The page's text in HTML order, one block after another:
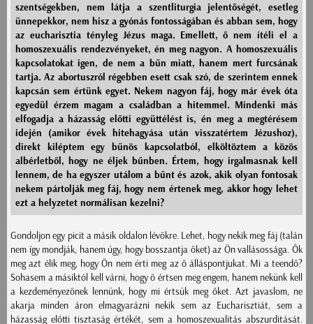
szentségekben, nem látja a szentliturgia jelentőségét, esetleg
ünnepekkor, nem hisz a gyónás fontosságában és abban sem, hogy
az eucharisztia tényleg Jézus maga. Emellett, ő nem ítéli el a
homoszexuális rendezvényeket, én meg nagyon. A homoszexuális
kapcsolatokat igen, de nem a bűn miatt, hanem mert furcsának
tartja. Az abortuszról régebben esett csak szó, de szerintem ennek
kapcsán sem értünk egyet. Nekem nagyon fáj, hogy már évek óta
egyedül érzem magam a családban a hitemmel. Mindenki más
elfogadja a házasság előtti együttélést is, én meg a megtérésem
idején (amikor évek hitehagyása után visszatértem Jézushoz),
direkt kiléptem egy bűnös kapcsolatból, elköltöztem a közös
albérletből, hogy ne éljek bűnben. Értem, hogy irgalmasnak kell
lennem, de ha egyszer utálom a bűnt és azok, akik olyan fontosak
nekem pártolják meg fáj, hogy nem értenek meg, akkor hogy lehet
ezt a helyzetet normálisan kezelni?
Gondoljon egy picit a másik oldalon lévőkre. Lehet, hogy nekik meg fáj (talán
nem így mondják, hanem úgy, hogy bosszantja őket) az Ön vallásossága. Ők
meg azt élik meg, hogy Ön nem érti meg az ő álláspontjukat. Mi a teendő?
Sohasem a másiktól kell várni, hogy ő értsen meg engem, hanem nekünk kell
a kezdeményezőnek lennünk, hogy mi értsük meg őket. Azt javaslom, ne
akarja minden áron elmagyarázni nekik sem az Eucharisztiát, sem a
házasság előtti tisztaság értékét, sem a homoszexualitás abszurditását.